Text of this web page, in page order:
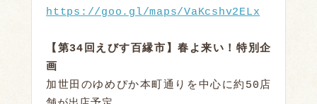
https://goo.gl/maps/VaKcshv2ELx
【第34回えびす百縁市】春よ来い！特別企
画
加世田のゆめぴか本町通りを中心に約50店